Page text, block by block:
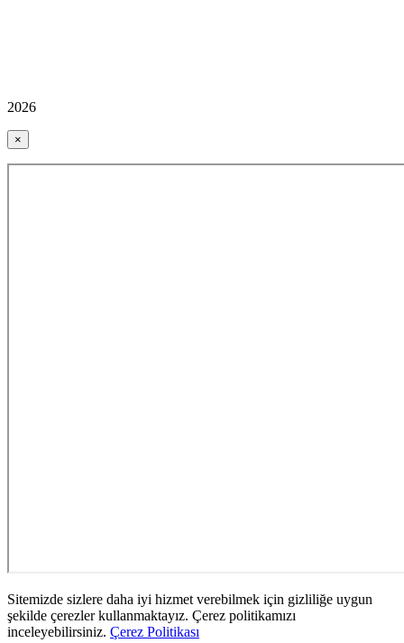
2026
×
Sitemizde sizlere daha iyi hizmet verebilmek için gizliliğe uygun
şekilde çerezler kullanmaktayız. Çerez politikamızı
inceleyebilirsiniz. Çerez Politikası